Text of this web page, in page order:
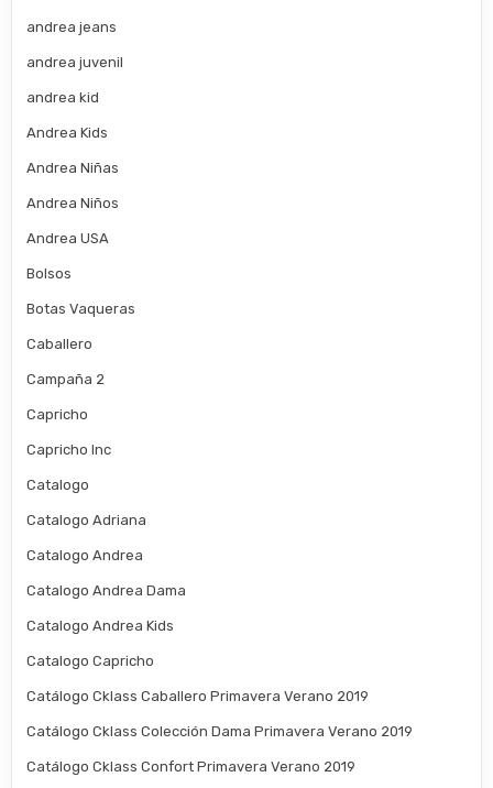
andrea jeans
andrea juvenil
andrea kid
Andrea Kids
Andrea Niñas
Andrea Niños
Andrea USA
Bolsos
Botas Vaqueras
Caballero
Campaña 2
Capricho
Capricho Inc
Catalogo
Catalogo Adriana
Catalogo Andrea
Catalogo Andrea Dama
Catalogo Andrea Kids
Catalogo Capricho
Catálogo Cklass Caballero Primavera Verano 2019
Catálogo Cklass Colección Dama Primavera Verano 2019
Catálogo Cklass Confort Primavera Verano 2019